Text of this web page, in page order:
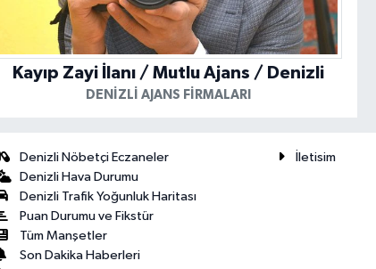
Kayıp Zayi İlanı / Mutlu Ajans / Denizli
DENIZLI AJANS FIRMALARI
Denizli Nöbetçi Eczaneler
Denizli Hava Durumu
Denizli Trafik Yoğunluk Haritası
Puan Durumu ve Fikstür
Tüm Manşetler
Son Dakika Haberleri
İletisim